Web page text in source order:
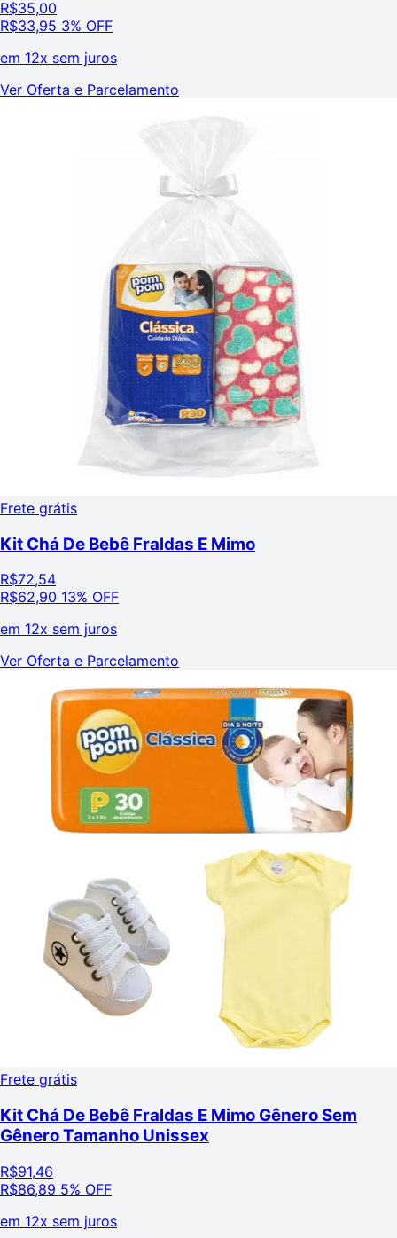
R$35,00
R$33,95 3% OFF
em 12x sem juros
Ver Oferta e Parcelamento
Frete grátis
Kit Chá De Bebê Fraldas E Mimo
R$72,54
R$62,90 13% OFF
em 12x sem juros
Ver Oferta e Parcelamento
Frete grátis
Kit Chá De Bebê Fraldas E Mimo Gênero Sem
Gênero Tamanho Unissex
R$91,46
R$86,89 5% OFF
em 12x sem juros